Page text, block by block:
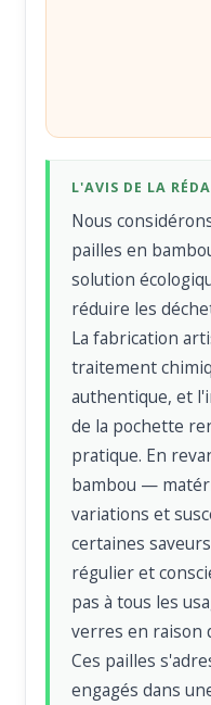
L'AVIS DE LA
Nous
pailles en
solution
réduire les
La fabrication
traitement
authentique, et
de la pochette
pratique. En
bambou —
variations et
certaines
régulier et
pas à tous les
verres en raison
Ces pailles
engagés dans